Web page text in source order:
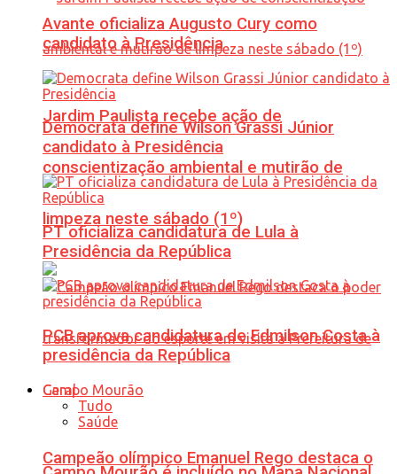
Jardim Paulista recebe ação de
conscientização ambiental e mutirão de
limpeza neste sábado (1º)
Campeão olímpico Emanuel Rego destaca o
Avante oficializa Augusto Cury como
candidato à Presidência
Democrata define Wilson Grassi Júnior
candidato à Presidência
PT oficializa candidatura de Lula à
Presidência da República
PCB aprova candidatura de Edmilson Costa à
presidência da República
Geral
Tudo
Saúde